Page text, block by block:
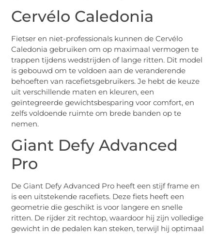
Cervélo Caledonia
Fietser en niet-professionals kunnen de Cervélo
Caledonia gebruiken om op maximaal vermogen te
trappen tijdens wedstrijden of lange ritten. Dit model
is gebouwd om te voldoen aan de veranderende
behoeften van racefietsgebruikers. Je hebt de keuze
uit verschillende maten en kleuren, een
geïntegreerde gewichtsbesparing voor comfort, en
zelfs voldoende ruimte om brede banden op te
nemen.
Giant Defy Advanced
Pro
De Giant Defy Advanced Pro heeft een stijf frame en
is een uitstekende racefiets. Deze fiets heeft een
geometrie die geschikt is voor langere en snelle
ritten. De rijder zit rechtop, waardoor hij zijn volledige
gewicht in de pedalen kan steken, terwijl hij optimaal